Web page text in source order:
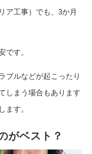
ア工事）でも、3か月
です。
ブルなどが起こったり
しまう場合もあります
ます。
がベスト？